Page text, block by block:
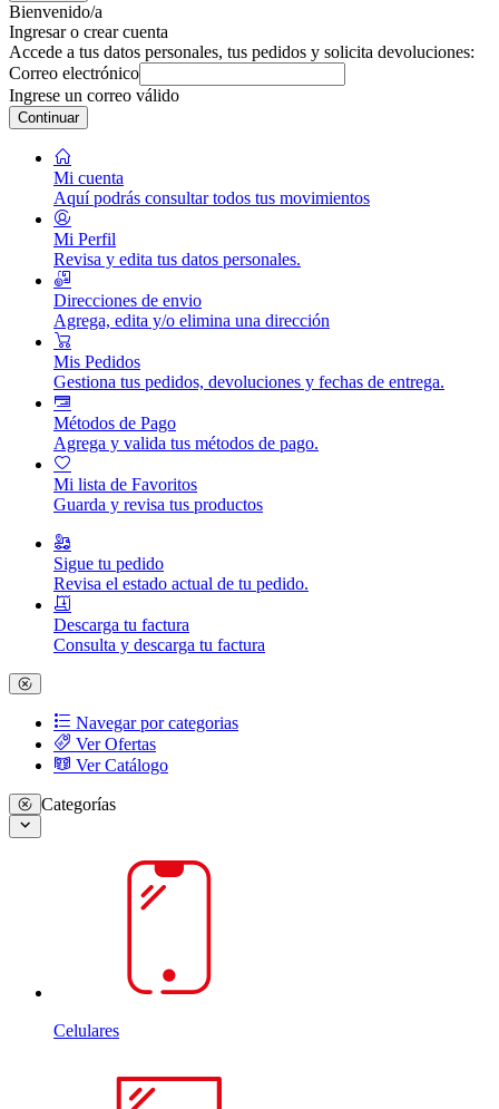
Bienvenido/a
Ingresar o crear cuenta
Accede a tus datos personales, tus pedidos y solicita devoluciones:
Correo electrónico
Ingrese un correo válido
Continuar
Mi cuenta
Aquí podrás consultar todos tus movimientos
Mi Perfil
Revisa y edita tus datos personales.
Direcciones de envio
Agrega, edita y/o elimina una dirección
Mis Pedidos
Gestiona tus pedidos, devoluciones y fechas de entrega.
Métodos de Pago
Agrega y valida tus métodos de pago.
Mi lista de Favoritos
Guarda y revisa tus productos
Sigue tu pedido
Revisa el estado actual de tu pedido.
Descarga tu factura
Consulta y descarga tu factura
Navegar por categorias
Ver Ofertas
Ver Catálogo
Categorías
Celulares